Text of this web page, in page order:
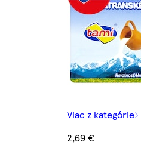
Viac z kategórie
2,69 €